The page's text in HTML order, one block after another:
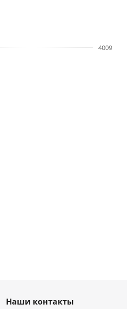
4009
Наши контакты